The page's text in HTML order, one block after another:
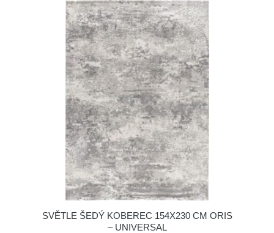
SVĚTLE ŠEDÝ KOBEREC 154X230 CM ORIS
– UNIVERSAL